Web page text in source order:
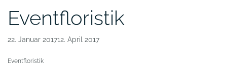
Eventfloristik
22. Januar 201712. April 2017
Eventfloristik